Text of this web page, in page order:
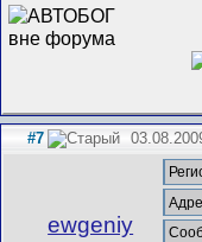
#7
ewgeniy